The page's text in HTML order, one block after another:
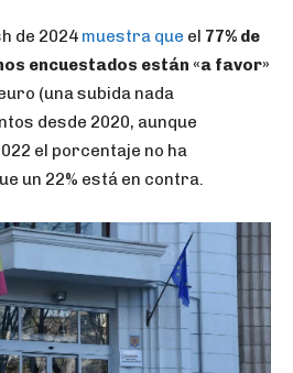
de 2024 muestra que el 77% de
encuestados están «a favor»
(una subida nada
desde 2020, aunque
el porcentaje no ha
un 22% está en contra.